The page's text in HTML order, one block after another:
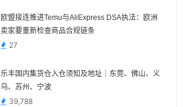
欧盟接连推进Temu与AliExpress DSA执法：欧洲
卖家要重新检查商品合规链条
27
乐丰国内集货仓入仓须知及地址｜东莞、佛山、义
乌、苏州、宁波
39,788